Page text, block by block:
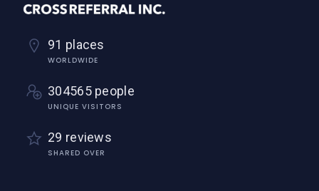
91 places
WORLDWIDE
304565 people
UNIQUE VISITORS
29 reviews
SHARED OVER